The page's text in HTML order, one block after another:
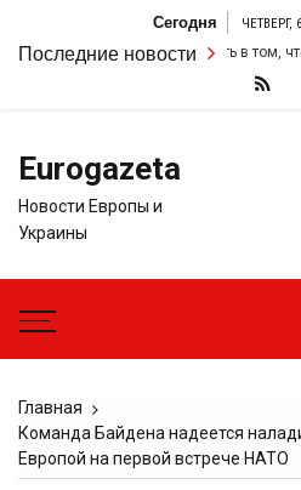
содержимому
Сегодня ЧЕТВЕРГ,
Последние новости
свою настойчивость в том, что
Eurogazeta
Новости Европы и
Украины
Главная
Команда Байдена надеется
Европой на первой встрече НАТО